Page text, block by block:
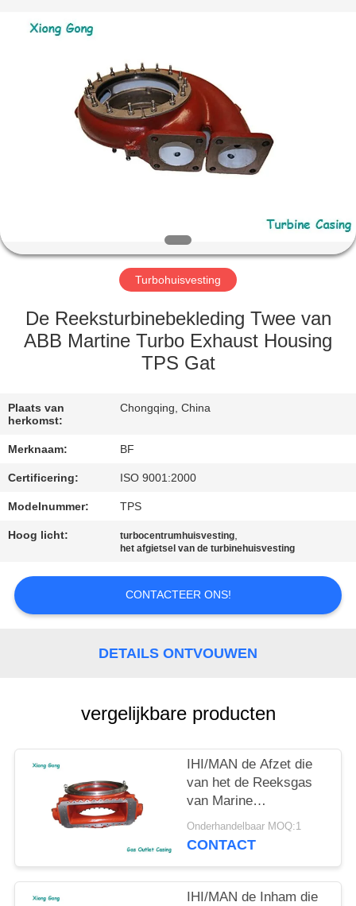
PRODUCTEN
FABRIEKSREIS
KWALITEITSCONTROLE
CONTACTEER
SITEMAP
PRIVACY
Electrical
Turbohuisvesting
De Reeksturbinebekleding Twee van
ABB Martine Turbo Exhaust Housing
TPS Gat
Plaats van
herkomst:
Chongqing, China
Merknaam: BF
Certificering: ISO 9001:2000
Modelnummer: TPS
Hoog licht: turbocentrumhuisvesting,
het afgietsel van de turbinehuisvesting
CONTACTEER ONS!
DETAILS ONTVOUWEN
vergelijkbare producten
IHI/MAN de Afzet die
van het de Reeksgas
van Marine
Turbocharger NA/TCA
Spanwijdte Met lange
Onderhandelbaar MOQ:1
CONTACT
IHI/MAN de Inham die